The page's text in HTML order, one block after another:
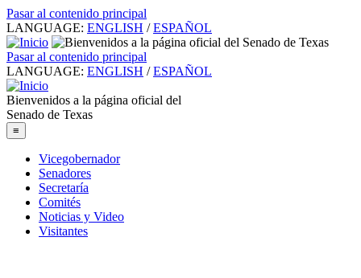
Pasar al contenido principal
LANGUAGE: ENGLISH / ESPAÑOL
Pasar al contenido principal
LANGUAGE: ENGLISH / ESPAÑOL
Bienvenidos a la página oficial del
Senado de Texas
≡
Vicegobernador
Senadores
Secretaría
Comités
Noticias y Video
Visitantes